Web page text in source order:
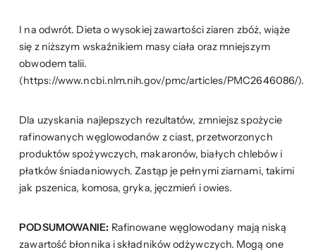
I na odwrót. Dieta o wysokiej zawartości ziaren zbóż, wiąże
się z niższym wskaźnikiem masy ciała oraz mniejszym
obwodem talii.
(https://www.ncbi.nlm.nih.gov/pmc/articles/PMC2646086/).
Dla uzyskania najlepszych rezultatów, zmniejsz spożycie
rafinowanych węglowodanów z ciast, przetworzonych
produktów spożywczych, makaronów, białych chlebów i
płatków śniadaniowych. Zastąp je pełnymi ziarnami, takimi
jak pszenica, komosa, gryka, jęczmień i owies.
PODSUMOWANIE: Rafinowane węglowodany mają niską
zawartość błonnika i składników odżywczych. Mogą one